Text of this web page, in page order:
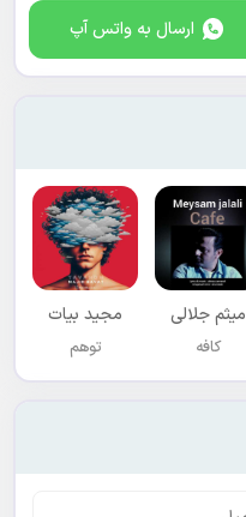
ارسال به واتس آپ
میثم جلالی
کافه
مجید بیات
توهم